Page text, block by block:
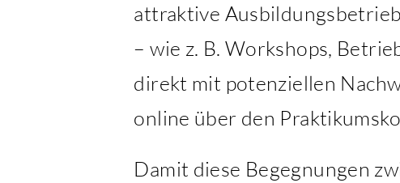
attraktive
– wie z. B. Workshops,
direkt mit potenziellen
online über den
Damit diese Begegnungen